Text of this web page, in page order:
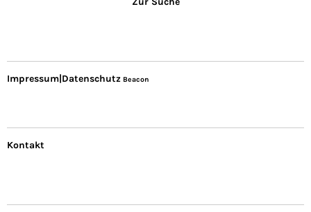
Impressum|Datenschutz Beacon
Kontakt